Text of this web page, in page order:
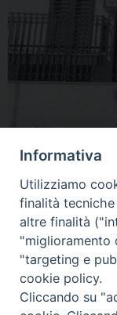
Informativa
Utilizziamo
finalità
altre finalità
"miglioramento
"targeting e
cookie policy.
Cliccando su